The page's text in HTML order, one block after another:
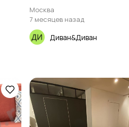
Москва
7 месяцев назад
Диван&Диван